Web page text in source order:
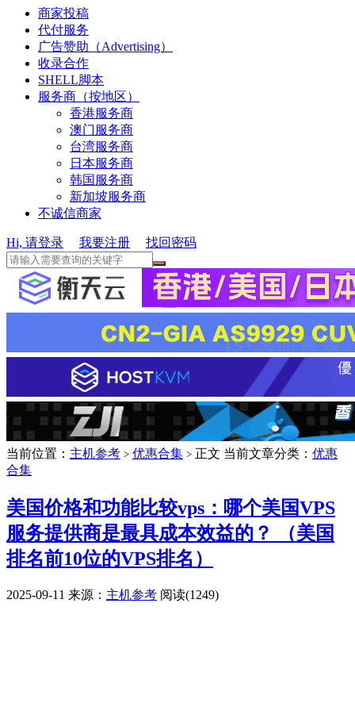
商家投稿
代付服务
广告赞助（Advertising）
收录合作
SHELL脚本
服务商（按地区）
香港服务商
澳门服务商
台湾服务商
日本服务商
韩国服务商
新加坡服务商
不诚信商家
Hi, 请登录 我要注册 找回密码
当前位置： 主机参考 > 优惠合集 > 正文 当前文章分类： 优惠
合集
美国价格和功能比较vps：哪个美国VPS
服务提供商是最具成本效益的？ （美国
排名前10位的VPS排名）
2025-09-11 来源： 主机参考 阅读(1249)